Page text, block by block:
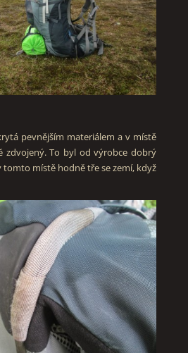
pevnějším materiálem a v místě
zdvojený. To byl od výrobce dobrý
místě hodně tře se zemí, když